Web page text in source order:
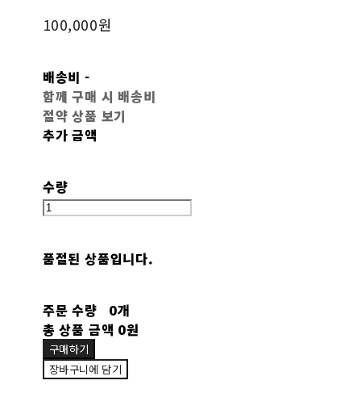
100,000원
배송비 -
함께 구매 시 배송비
절약 상품 보기
추가 금액
수량
품절된 상품입니다.
주문 수량
0개
총 상품 금액 0원
구매하기
장바구니에 담기